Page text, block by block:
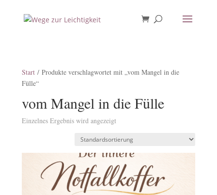
Start/ Produkte verschlagwortet mit „vom Mangel in die
Fülle“
vom Mangel in die Fülle
Einzelnes Ergebnis wird angezeigt